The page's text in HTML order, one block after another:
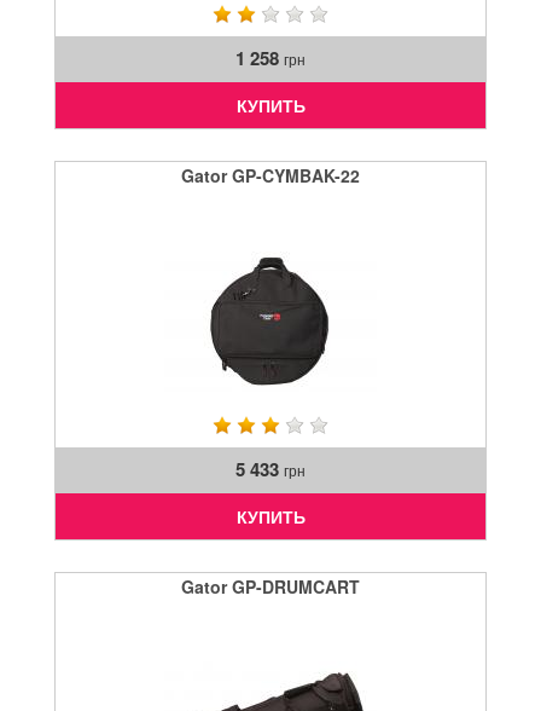
1 258 грн
КУПИТЬ
Gator GP-CYMBAK-22
5 433 грн
КУПИТЬ
Gator GP-DRUMCART